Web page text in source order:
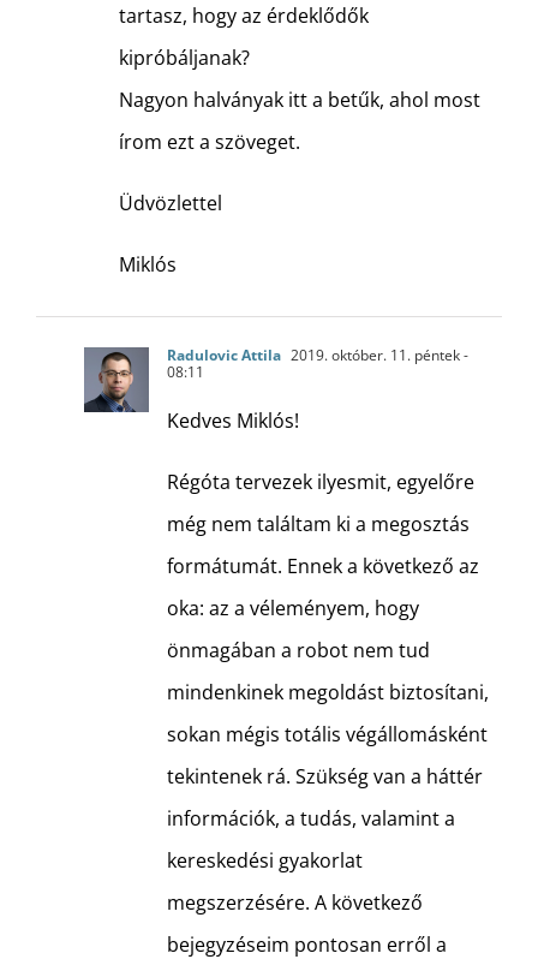
tartasz, hogy az érdeklődők
kipróbáljanak?
Nagyon halványak itt a betűk, ahol most
írom ezt a szöveget.
Üdvözlettel
Miklós
Radulovic Attila 2019. október. 11. péntek -
08:11
Kedves Miklós!
Régóta tervezek ilyesmit, egyelőre
még nem találtam ki a megosztás
formátumát. Ennek a következő az
oka: az a véleményem, hogy
önmagában a robot nem tud
mindenkinek megoldást biztosítani,
sokan mégis totális végállomásként
tekintenek rá. Szükség van a háttér
információk, a tudás, valamint a
kereskedési gyakorlat
megszerzésére. A következő
bejegyzéseim pontosan erről a